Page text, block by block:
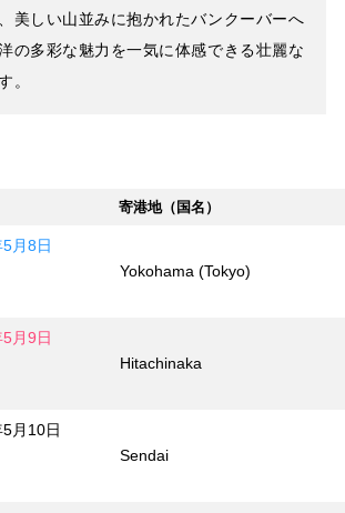
美しい山並みに抱かれたバンクーバーへ
の多彩な魅力を一気に体感できる壮麗な
。
寄港地（国名）
月8日
Yokohama (Tokyo)
月9日
Hitachinaka
月10日
Sendai